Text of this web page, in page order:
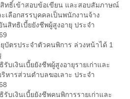
ทธิ์เข้าสอบข้อเขียน และสอบสัมภาษณ์
เลือกสรรบุคคลเป็นพนักงานจ้าง
นสิทธิเบี้ยยังชีพผู้สูงอายุ ประจำ
บัตรประจำตัวคนพิการ ล่วงหน้าได้ 1
บเงินเบี้ยยังชีพผู้สูงอายุรายเก่าและ
หารส่วนตำบลฆอเลาะ ประจำ
บเงินเบี้ยยังชีพคนพิการรายเก่าและ